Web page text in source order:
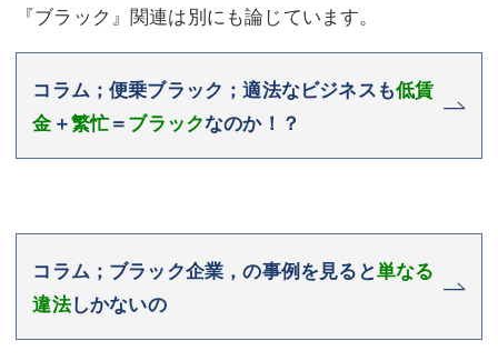
『ブラック』関連は別にも論じています。
コラム；便乗ブラック；適法なビジネスも低賃
金 ＋繁忙＝ブラックなのか！？
コラム；ブラック企業，の事例を見ると単なる
違法しかないの